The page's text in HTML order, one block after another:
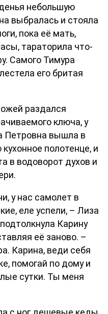
небольшую
выбралась и стояла
пока её мать,
тараторила что-
Самого Тимура
его бритая
раздался
ключа, у
Петровна вышла в
полотенце, и
в водоворот духов и
у нас самолет в
еле успели, – Лиза
Карину
её заново. –
Карина, веди себя
помогай по дому и
сутки. Ты меня